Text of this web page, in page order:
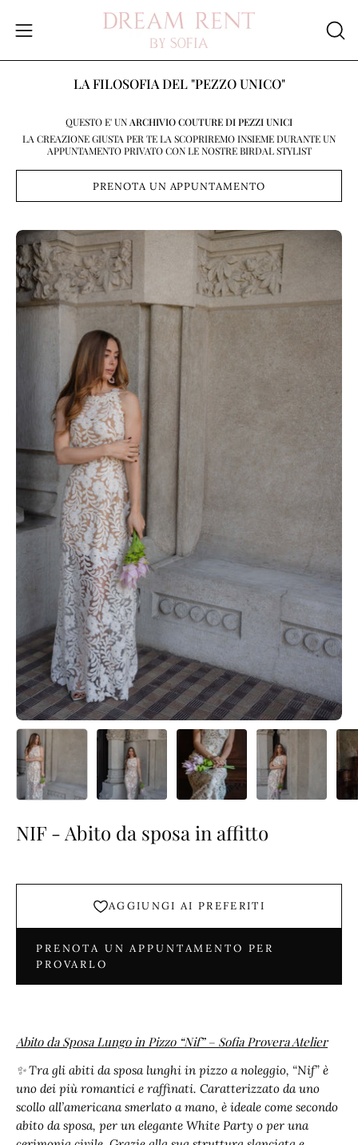
Apri
menu
LA
LA FILOSOFIA DEL "PEZZO UNICO"
QUESTO E' UNARCHIVIO COUTURE DI PEZZI UNICI
LA CREAZIONE GIUSTA PER TE LA SCOPRIREMO INSIEME DURANTE UN
APPUNTAMENTO PRIVATO CON LE NOSTRE BIRDAL STYLIST
PRENOTA UN APPUNTAMENTO
Apri
lightbox
dell'immagine
NIF - Abito da sposa in affitto
AGGIUNGI AI PREFERITI
PRENOTA UN APPUNTAMENTO PER
PROVARLO
Abito da Sposa Lungo in Pizzo “Nif” – Sofia Provera Atelier
✨ Tra gli abiti da sposa lunghi in pizzo a noleggio, “Nif” è
uno dei più romantici e raffinati. Caratterizzato da uno
scollo all’americana smerlato a mano, è ideale come secondo
abito da sposa, per un elegante White Party o per una